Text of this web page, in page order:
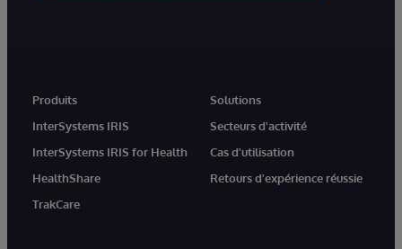
Produits
InterSystems IRIS
InterSystems IRIS for Health
HealthShare
TrakCare
Solutions
Secteurs d'activité
Cas d'utilisation
Retours d'expérience réussie